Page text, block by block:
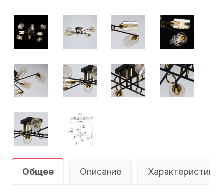
Общее Описание Характеристики